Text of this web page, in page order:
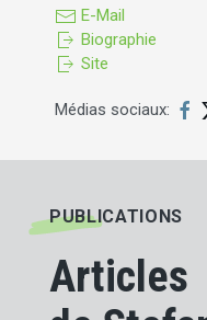
E-Mail
Biographie
Site
Médias sociaux:
PUBLICATIONS
Articles